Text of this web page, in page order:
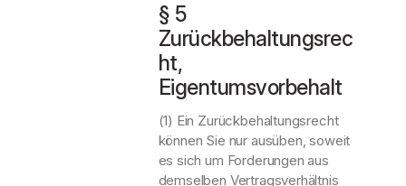
§ 5
Zurückbehaltungsrec
ht,
Eigentumsvorbehalt
(1) Ein Zurückbehaltungsrecht
können Sie nur ausüben, soweit
es sich um Forderungen aus
demselben Vertragsverhältnis